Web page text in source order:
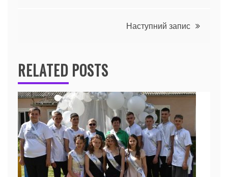
Наступний запис
RELATED POSTS